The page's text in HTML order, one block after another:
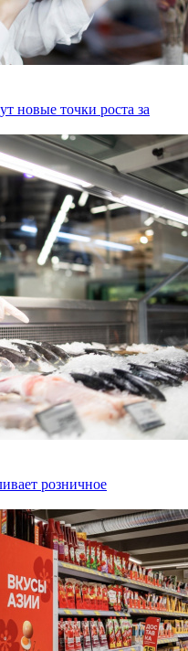
новые точки роста за
розничное